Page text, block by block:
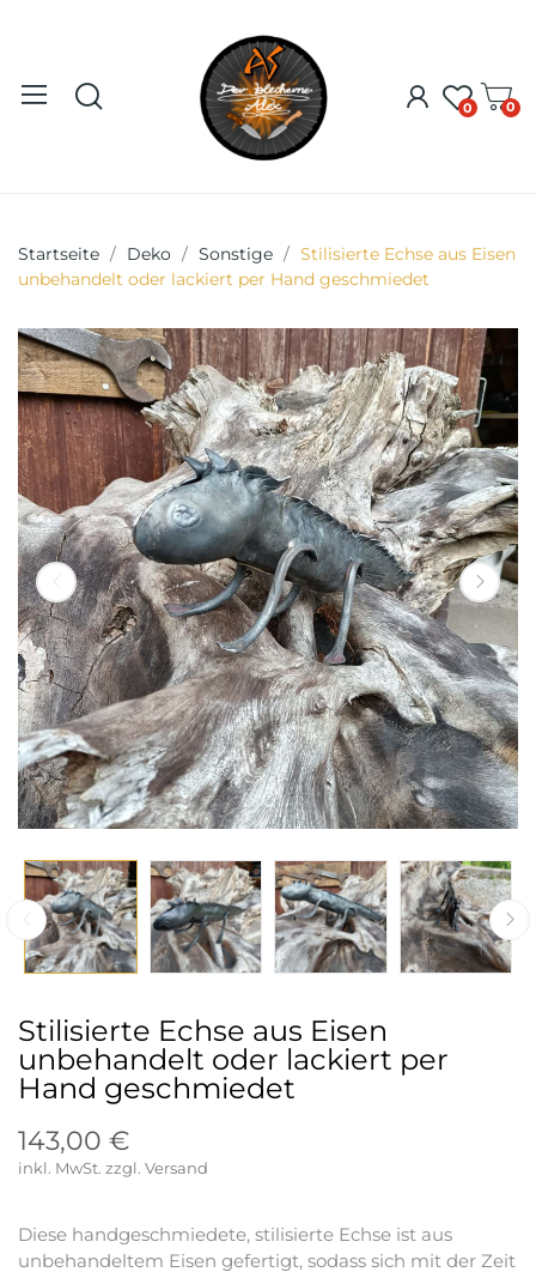
0 0
Startseite Deko Sonstige
Stilisierte Echse aus Eisen
unbehandelt oder lackiert per Hand geschmiedet
Stilisierte Echse aus Eisen
unbehandelt oder lackiert per
Hand geschmiedet
143,00 €
inkl. MwSt.
Diese handgeschmiedete, stilisierte Echse ist aus
unbehandeltem Eisen gefertigt, sodass sich mit der Zeit